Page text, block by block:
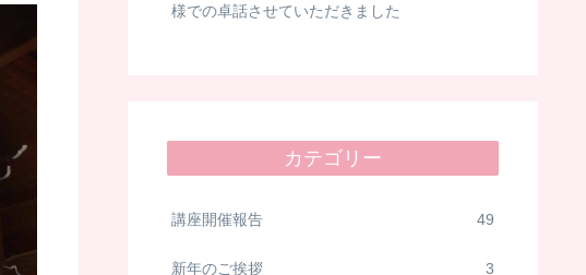
様での卓話させていただきました
カテゴリー
講座開催報告 49
新年のご挨拶 3